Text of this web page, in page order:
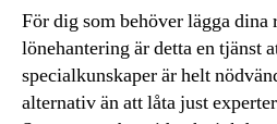
För dig som behöver lägga dina
lönehantering är detta en tjänst
specialkunskaper är helt
alternativ än att låta just